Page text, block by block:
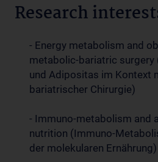
Research
- Energy metabolism and
metabolic-bariatric surgery
und Adipositas im Kontext
bariatrischer Chirurgie)
- Immuno-metabolism and
nutrition (Immuno-
der molekularen Ernährung)